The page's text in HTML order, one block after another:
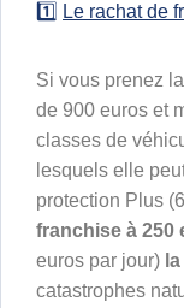
1️⃣ Le rachat de
Si vous prenez
de 900 euros et
classes de
lesquels elle
protection Plus
franchise à 250
euros par jour)
catastrophes